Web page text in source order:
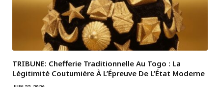
TRIBUNE: Chefferie Traditionnelle Au Togo : La
Légitimité Coutumière À L’Épreuve De L’État Moderne